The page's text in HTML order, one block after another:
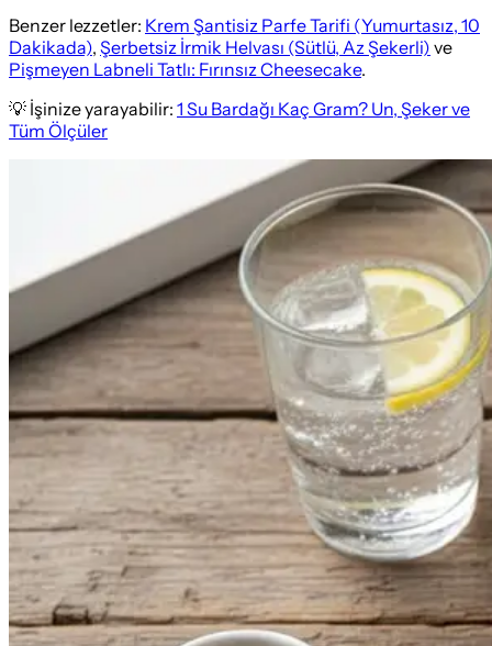
Benzer lezzetler: Krem Şantisiz Parfe Tarifi (Yumurtasız, 10
Dakikada), Şerbetsiz İrmik Helvası (Sütlü, Az Şekerli) ve
Pişmeyen Labneli Tatlı: Fırınsız Cheesecake.
💡 İşinize yarayabilir: 1 Su Bardağı Kaç Gram? Un, Şeker ve
Tüm Ölçüler